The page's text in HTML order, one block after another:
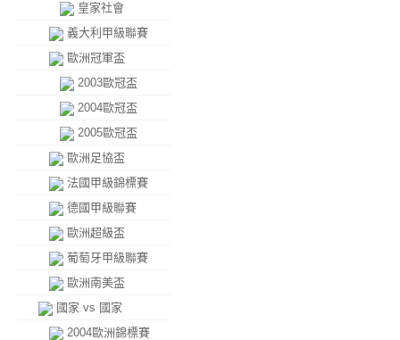
皇家社會
義大利甲級聯賽
歐洲冠軍盃
2003歐冠盃
2004歐冠盃
2005歐冠盃
歐洲足協盃
法國甲級錦標賽
德國甲級聯賽
歐洲超級盃
葡萄牙甲級聯賽
歐洲南美盃
國家 vs 國家
2004歐洲錦標賽